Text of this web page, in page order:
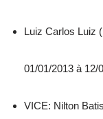
Luiz Carlos Luiz
01/01/2013 à 12/
VICE: Nilton